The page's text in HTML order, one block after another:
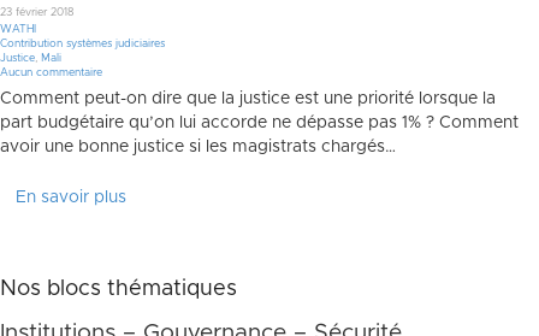
23 février 2018
WATHI
Contribution systèmes judiciaires
Justice, Mali
Aucun commentaire
Comment peut-on dire que la justice est une priorité lorsque la
part budgétaire qu’on lui accorde ne dépasse pas 1% ? Comment
avoir une bonne justice si les magistrats chargés…
En savoir plus
Nos blocs thématiques